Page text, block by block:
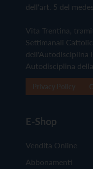
dell'art. 5 del
Vita Trentina,
Settimanali
dell'Autodisciplina
Autodisciplina
E-Shop
Vendita Online
Abbonamenti